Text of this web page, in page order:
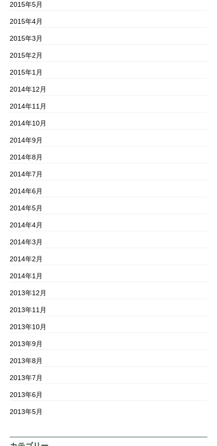
2015年5月
2015年4月
2015年3月
2015年2月
2015年1月
2014年12月
2014年11月
2014年10月
2014年9月
2014年8月
2014年7月
2014年6月
2014年5月
2014年4月
2014年3月
2014年2月
2014年1月
2013年12月
2013年11月
2013年10月
2013年9月
2013年8月
2013年7月
2013年6月
2013年5月